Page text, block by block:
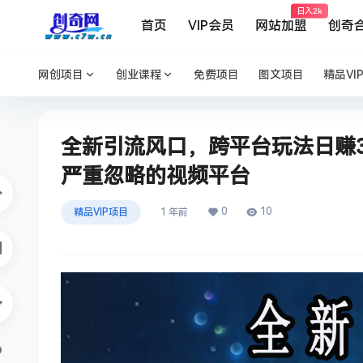
首页 VIP会员 网站加盟
日入2k
创奇
网创项目 创业课程 免费项目 图文项目 精品
全新引流风口，跨平台玩法日
严重忽略的视频平台
精品VIP项目 1 年前 0 10